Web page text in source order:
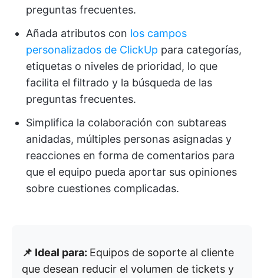
preguntas frecuentes.
Añada atributos con los campos
personalizados de ClickUp para categorías,
etiquetas o niveles de prioridad, lo que
facilita el filtrado y la búsqueda de las
preguntas frecuentes.
Simplifica la colaboración con subtareas
anidadas, múltiples personas asignadas y
reacciones en forma de comentarios para
que el equipo pueda aportar sus opiniones
sobre cuestiones complicadas.
📌 Ideal para: Equipos de soporte al cliente
que desean reducir el volumen de tickets y